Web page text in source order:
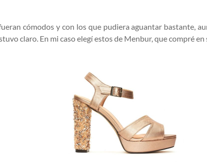
cómodos y con los que pudiera aguantar bastante,
claro. En mi caso elegí estos de Menbur, que compré